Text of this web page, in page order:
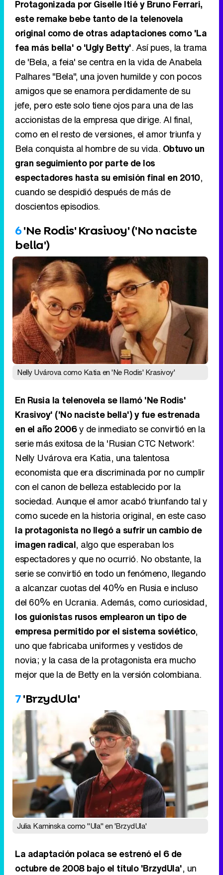
Protagonizada por Giselle Itié y Bruno Ferrari,
este remake bebe tanto de la telenovela
original como de otras adaptaciones como 'La
fea más bella' o 'Ugly Betty'. Así pues, la trama
de 'Bela, a feia' se centra en la vida de Anabela
Palhares "Bela", una joven humilde y con pocos
amigos que se enamora perdidamente de su
jefe, pero este solo tiene ojos para una de las
accionistas de la empresa que dirige. Al final,
como en el resto de versiones, el amor triunfa y
Bela conquista al hombre de su vida. Obtuvo un
gran seguimiento por parte de los
espectadores hasta su emisión final en 2010,
cuando se despidió después de más de
doscientos episodios.
6'Ne Rodis' Krasivoy' ('No naciste
bella')
Nelly Uvárova como Katia en 'Ne Rodis' Krasivoy'
En Rusia la telenovela se llamó 'Ne Rodis'
Krasivoy' ('No naciste bella') y fue estrenada
en el año 2006y de inmediato se convirtió en la
serie más exitosa de la 'Rusian CTC Network'.
Nelly Uvárova era Katia, una talentosa
economista que era discriminada por no cumplir
con el canon de belleza establecido por la
sociedad. Aunque el amor acabó triunfando tal y
como sucede en la historia original, en este caso
la protagonista no llegó a sufrir un cambio de
imagen radical, algo que esperaban los
espectadores y que no ocurrió. No obstante, la
serie se convirtió en todo un fenómeno, llegando
a alcanzar cuotas del 40% en Rusia e incluso
del 60% en Ucrania. Además, como curiosidad,
los guionistas rusos emplearon un tipo de
empresa permitido por el sistema soviético,
uno que fabricaba uniformes y vestidos de
novia; y la casa de la protagonista era mucho
mejor que la de Betty en la versión colombiana.
7'BrzydUla'
Julia Kaminska como "Ula" en 'BrzydUla'
La adaptación polaca se estrenó el 6 de
octubre de 2008 bajo el título 'BrzydUla', un